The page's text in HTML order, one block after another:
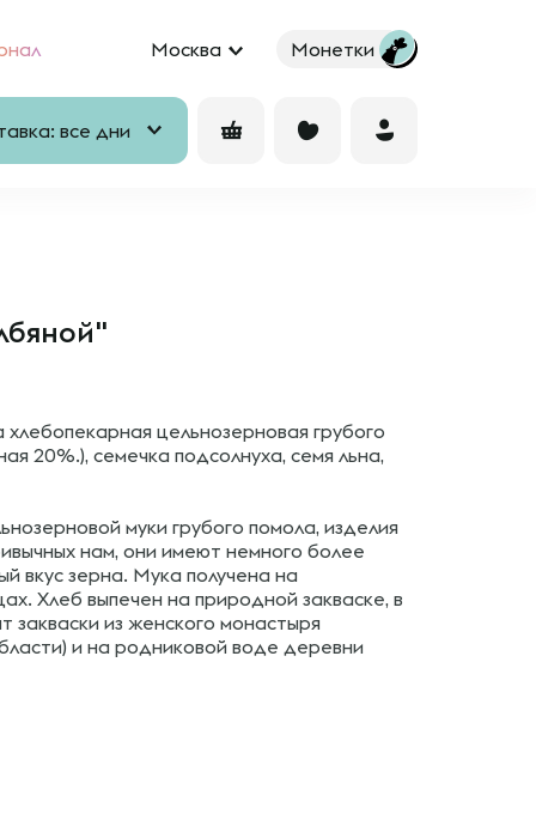
Москва Монетки
все дни
цельнозерновая грубого
20%.), семечка подсолнуха, семя льна,
муки грубого помола, изделия
нам, они имеют немного более
вкус зерна. Мука получена на
Хлеб выпечен на природной закваске, в
закваски из женского монастыря
и на родниковой воде деревни